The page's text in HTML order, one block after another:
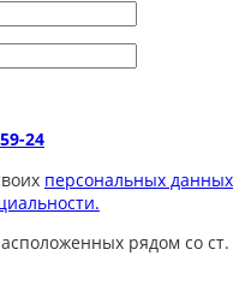
24
персональных данных
рядом со ст.